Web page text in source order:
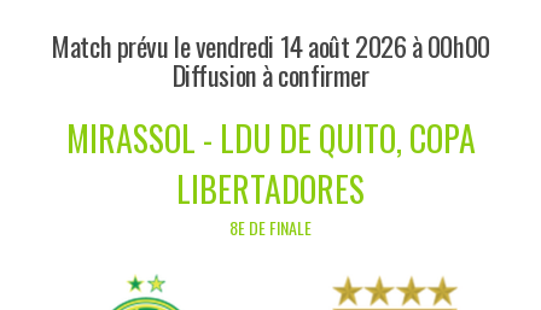
Match prévu le vendredi 14 août 2026 à 00h00
Diffusion à confirmer
MIRASSOL - LDU DE QUITO, COPA
LIBERTADORES
8E DE FINALE